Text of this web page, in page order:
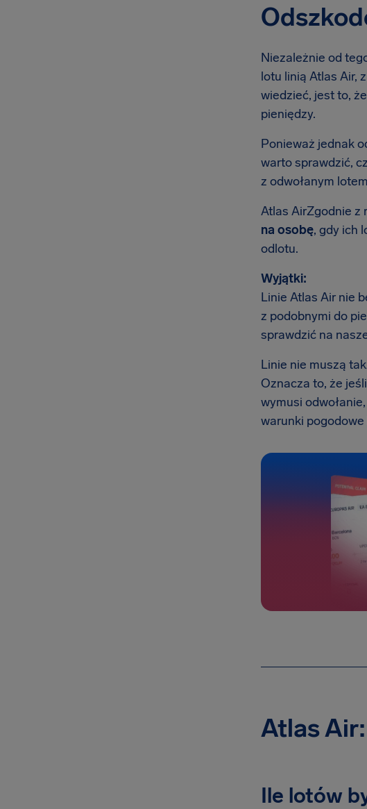
Niezależnie od
lotu linią Atlas Air,
wiedzieć, jest to,
pieniędzy.
Ponieważ jednak
warto sprawdzić,
z odwołanym
Atlas AirZgodnie z
na osobę, gdy ich
odlotu.
Wyjątki:
Linie Atlas Air nie
z podobnymi do
sprawdzić na
Linie nie muszą
Oznacza to, że
wymusi
warunki
Atlas
Ile lotów